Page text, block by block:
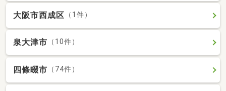
大阪市西成区 （1件）
泉大津市 （10件）
四條畷市 （74件）